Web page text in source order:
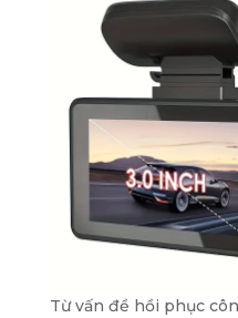
Từ vấn đề hồi phục